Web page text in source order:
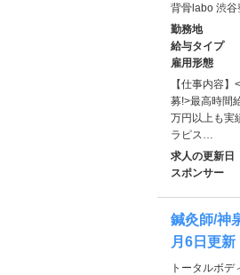
背骨labo 渋谷
勤務地
給与タイプ
雇用形態
【仕事内容
募!>最高時間
万円以上も実
ラピス…
求人の更新日
スポンサー
鍼灸師/神
月6日更新
トータルボデ